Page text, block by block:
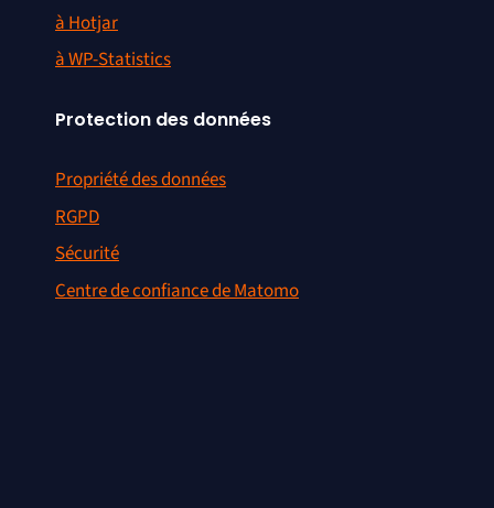
à Hotjar
à WP-Statistics
Protection des données
Propriété des données
RGPD
Sécurité
Centre de confiance de Matomo